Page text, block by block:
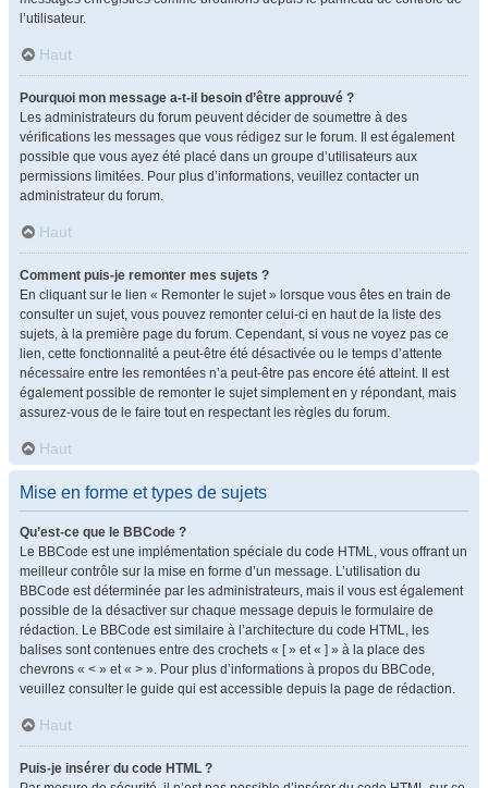
l’utilisateur.
Haut
Pourquoi mon message a-t-il besoin d’être approuvé ?
Les administrateurs du forum peuvent décider de soumettre à des
vérifications les messages que vous rédigez sur le forum. Il est également
possible que vous ayez été placé dans un groupe d’utilisateurs aux
permissions limitées. Pour plus d’informations, veuillez contacter un
administrateur du forum.
Haut
Comment puis-je remonter mes sujets ?
En cliquant sur le lien « Remonter le sujet » lorsque vous êtes en train de
consulter un sujet, vous pouvez remonter celui-ci en haut de la liste des
sujets, à la première page du forum. Cependant, si vous ne voyez pas ce
lien, cette fonctionnalité a peut-être été désactivée ou le temps d’attente
nécessaire entre les remontées n’a peut-être pas encore été atteint. Il est
également possible de remonter le sujet simplement en y répondant, mais
assurez-vous de le faire tout en respectant les règles du forum.
Haut
Mise en forme et types de sujets
Qu’est-ce que le BBCode ?
Le BBCode est une implémentation spéciale du code HTML, vous offrant un
meilleur contrôle sur la mise en forme d’un message. L’utilisation du
BBCode est déterminée par les administrateurs, mais il vous est également
possible de la désactiver sur chaque message depuis le formulaire de
rédaction. Le BBCode est similaire à l’architecture du code HTML, les
balises sont contenues entre des crochets « [ » et « ] » à la place des
chevrons « < » et « > ». Pour plus d’informations à propos du BBCode,
veuillez consulter le guide qui est accessible depuis la page de rédaction.
Haut
Puis-je insérer du code HTML ?